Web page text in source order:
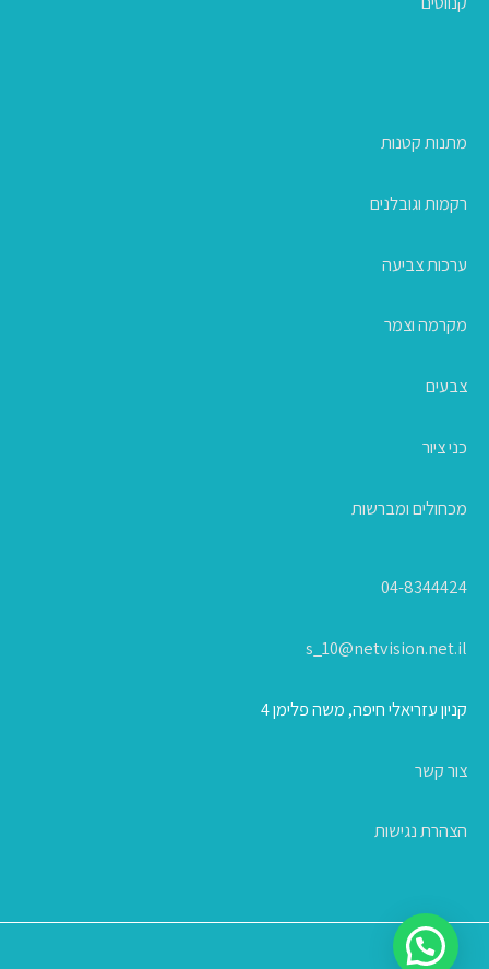
מתנות קטנות
רקמות וגובלנים
ערכות צביעה
מקרמה וצמר
צבעים
כני ציור
מכחולים ומברשות
04-8344424
s_10@netvision.net.il
קניון עזריאלי חיפה, משה פלימן 4
צור קשר
הצהרת נגישות